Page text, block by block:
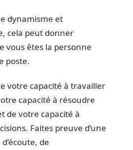
dynamisme et
cela peut donner
vous êtes la personne
poste.
votre capacité à travailler
capacité à résoudre
de votre capacité à
Faites preuve d’une
de